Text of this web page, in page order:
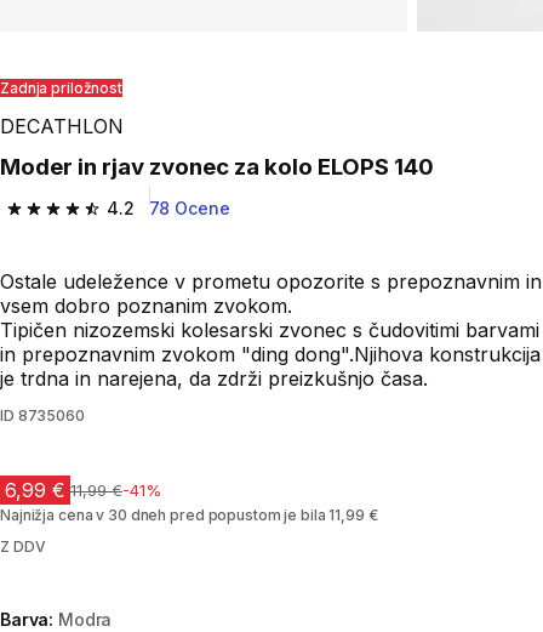
Zadnja priložnost
DECATHLON
Moder in rjav zvonec za kolo ELOPS 140
4.2
4.2 od 5 zvezdic from 78 ocene
78 Ocene
Ostale udeležence v prometu opozorite s prepoznavnim in
vsem dobro poznanim zvokom.
Tipičen nizozemski kolesarski zvonec s čudovitimi barvami
in prepoznavnim zvokom "ding dong".Njihova konstrukcija
je trdna in narejena, da zdrži preizkušnjo časa.
ID 8735060
6,99 € Cena pred znižanjem
11,99 €-41%
Najnižja cena v 30 dneh pred popustom je bila 11,99 €
Z DDV
Barva: Modra